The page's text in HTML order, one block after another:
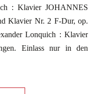
: Klavier JOHANNES
Klavier Nr. 2 F-Dur, op.
Lonquich : Klavier
Einlass nur in den